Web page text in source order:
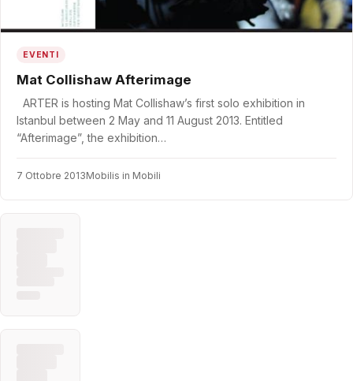
EVENTI
Mat Collishaw Afterimage
ARTER is hosting Mat Collishaw’s first solo exhibition in
Istanbul between 2 May and 11 August 2013. Entitled
“Afterimage”, the exhibition…
7 Ottobre 2013Mobilis in Mobili